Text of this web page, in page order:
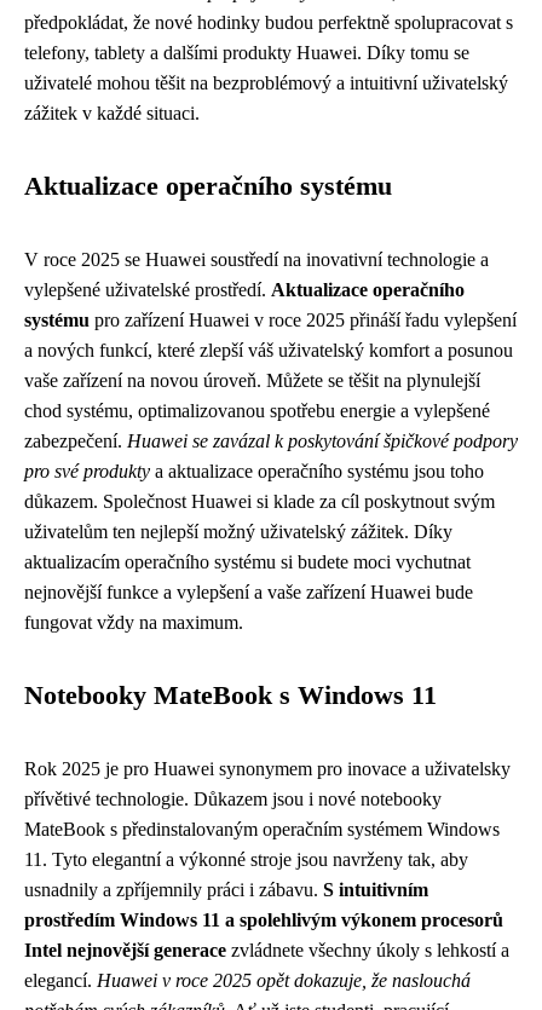
předpokládat, že nové hodinky budou perfektně spolupracovat s
telefony, tablety a dalšími produkty Huawei. Díky tomu se
uživatelé mohou těšit na bezproblémový a intuitivní uživatelský
zážitek v každé situaci.
Aktualizace operačního systému
V roce 2025 se Huawei soustředí na inovativní technologie a
vylepšené uživatelské prostředí. Aktualizace operačního
systému pro zařízení Huawei v roce 2025 přináší řadu vylepšení
a nových funkcí, které zlepší váš uživatelský komfort a posunou
vaše zařízení na novou úroveň. Můžete se těšit na plynulejší
chod systému, optimalizovanou spotřebu energie a vylepšené
zabezpečení. Huawei se zavázal k poskytování špičkové podpory
pro své produkty a aktualizace operačního systému jsou toho
důkazem. Společnost Huawei si klade za cíl poskytnout svým
uživatelům ten nejlepší možný uživatelský zážitek. Díky
aktualizacím operačního systému si budete moci vychutnat
nejnovější funkce a vylepšení a vaše zařízení Huawei bude
fungovat vždy na maximum.
Notebooky MateBook s Windows 11
Rok 2025 je pro Huawei synonymem pro inovace a uživatelsky
přívětivé technologie. Důkazem jsou i nové notebooky
MateBook s předinstalovaným operačním systémem Windows
11. Tyto elegantní a výkonné stroje jsou navrženy tak, aby
usnadnily a zpříjemnily práci i zábavu. S intuitivním
prostředím Windows 11 a spolehlivým výkonem procesorů
Intel nejnovější generace zvládnete všechny úkoly s lehkostí a
elegancí. Huawei v roce 2025 opět dokazuje, že naslouchá